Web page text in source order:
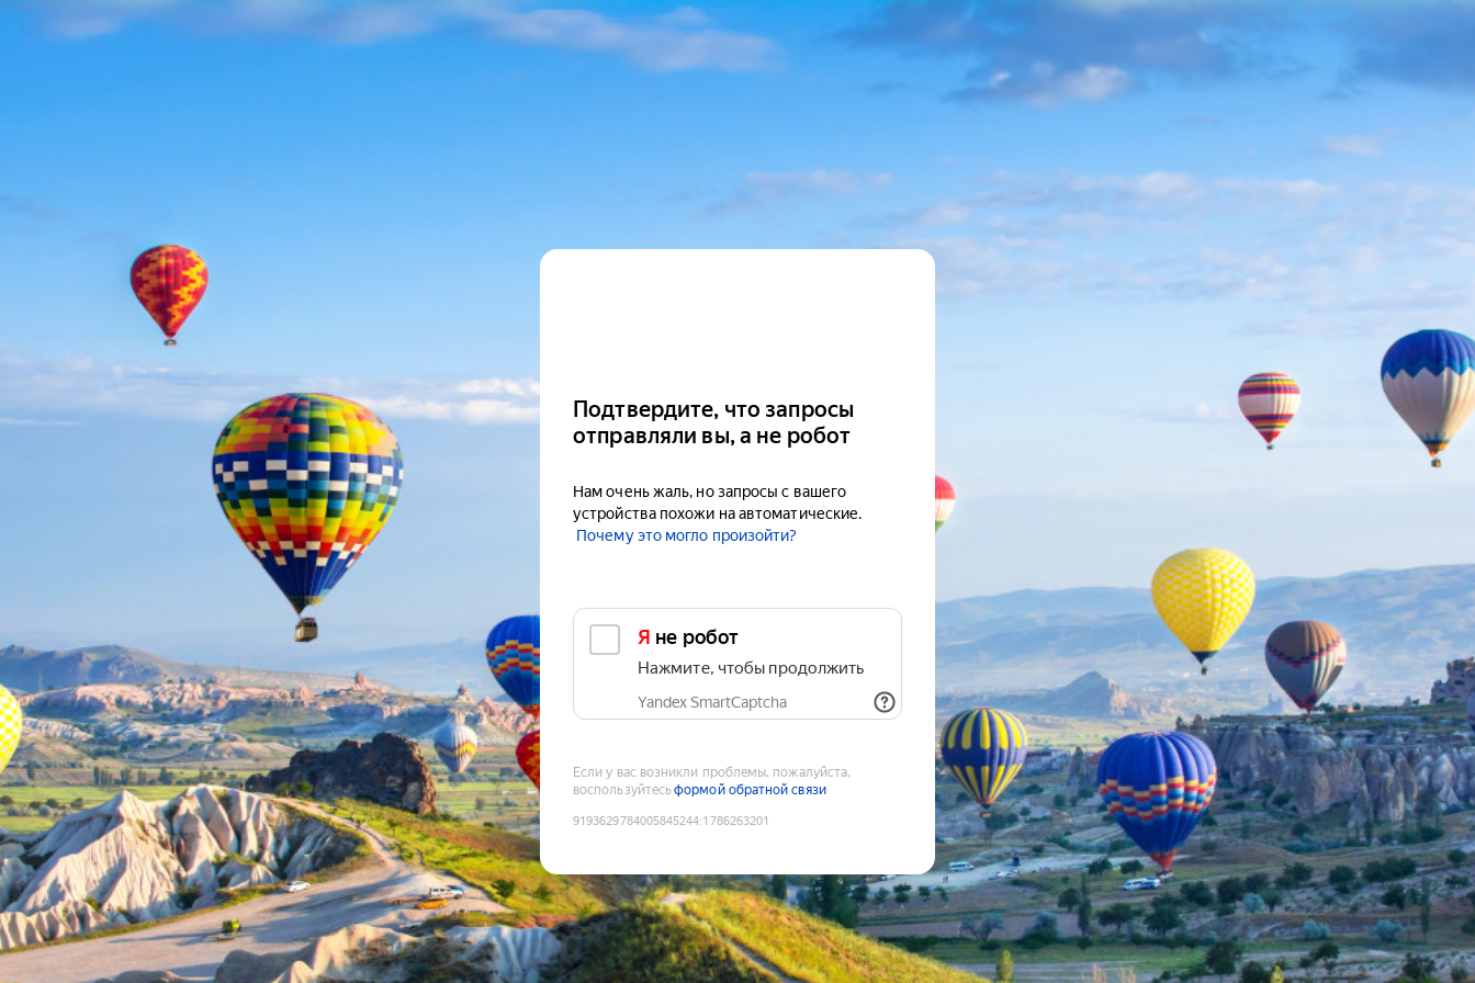
Подтвердите, что запросы
отправляли вы, а не робот
Нам очень жаль, но запросы с вашего
устройства похожи на автоматические.
Почему это могло произойти?
Я не робот
Нажмите, чтобы продолжить
Yandex SmartCaptcha
Если у вас возникли проблемы, пожалуйста,
воспользуйтесьформой обратной связи
9193629784005845244:1786263201